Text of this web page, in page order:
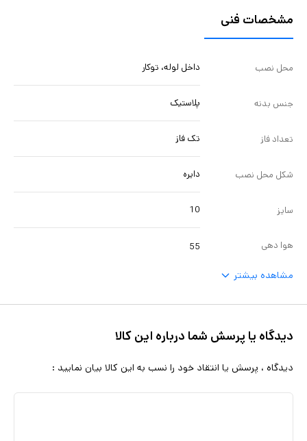
مشخصات فنی
محل نصب داخل لوله، توکار
جنس بدنه پلاستیک
تعداد فاز تک فاز
شکل محل نصب دایره
سایز 10
هوا دهی 55
مشاهده بیشتر
دیدگاه یا پرسش شما درباره این کالا
دیدگاه ، پرسش یا انتقاد خود را نسب به این کالا بیان نمایید :